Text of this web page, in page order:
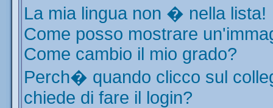
La mia lingua non � nella lista!
Come posso mostrare
Come cambio il mio grado?
Perch� quando clicco sul
chiede di fare il login?